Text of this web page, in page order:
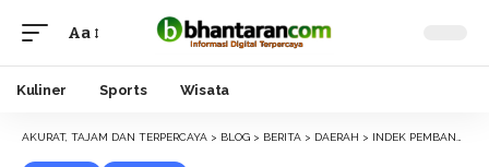
Font
Resizer
Aa
Kuliner Sports Wisata
AKURAT, TAJAM DAN TERPERCAYA > BLOG > BERITA > DAERAH > INDEK PEMBANGUNAN MANUSIA KABUPATEN LAMONGAN MEMBANGGAKAN